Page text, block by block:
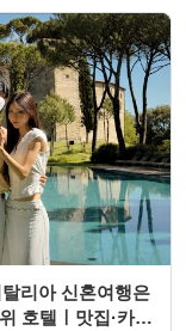
리아 신혼여행은
호텔ㅣ맛집·카페